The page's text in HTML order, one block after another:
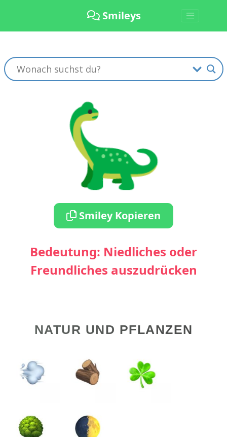
Smileys
🦕
Smiley Kopieren
Bedeutung: Niedliches oder
Freundliches auszudrücken
NATUR UND PFLANZEN